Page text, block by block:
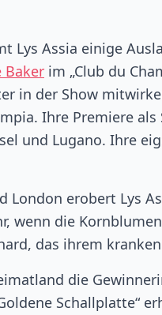
Lys Assia einige
Baker im „Club du
in der Show
Ihre Premiere
und Lugano. Ihre
erobert Lys
wenn die
das ihrem
die
Schallplatte“